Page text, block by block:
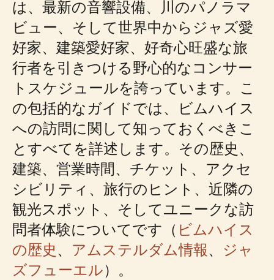
は、最新の音響設備、川のパノラマ
ビュー、そして世界中からジャズ愛
好家、建築愛好家、好奇心旺盛な旅
行者を引きつける野心的なコンサー
トスケジュールを誇っています。こ
の包括的なガイドでは、ビムハイス
への訪問に関して知っておくべきこ
とすべてを詳述します。その歴史、
建築、営業時間、チケット、アクセ
シビリティ、旅行のヒント、近隣の
観光スポット、そしてユニークな訪
問者体験についてです（ ビムハイス
の歴史、 アムステルダム情報、 ジャ
ズフューエル）。